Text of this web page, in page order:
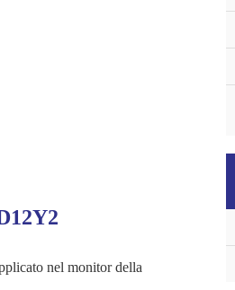
nel monitor della